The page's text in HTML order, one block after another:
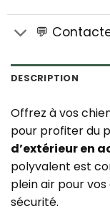
💬
DESCRIPTION
Offrez à vos
pour profiter du
d’extérieur en
polyvalent est
plein air pour
sécurité.